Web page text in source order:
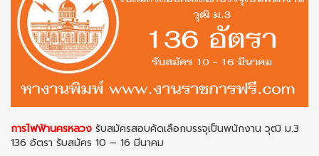
การไฟฟ้านครหลวง รับสมัครสอบคัดเลือกบรรจุเป็นพนักงาน วุฒิ ม.3
136 อัตรา รับสมัคร 10 – 16 มีนาคม